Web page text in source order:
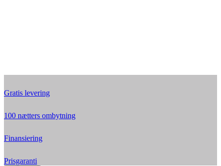
Gratis levering
100 nætters ombytning
Finansiering
Prisgaranti